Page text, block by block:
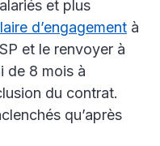
et plus
d’engagement à
et le renvoyer à
de 8 mois à
du contrat.
qu’après